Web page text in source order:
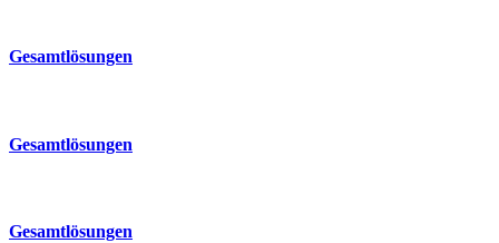
Gesamtlösungen
Gesamtlösungen
Gesamtlösungen